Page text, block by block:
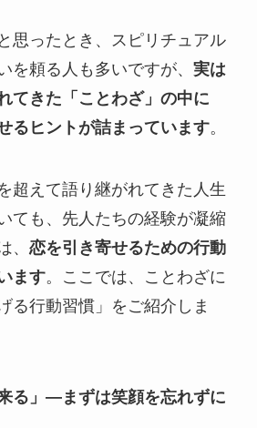
思ったとき、スピリチュアル
を頼る人も多いですが、 実は
てきた「ことわざ」の中に
るヒントが詰まっています。
超えて語り継がれてきた人生
ても、先人たちの経験が凝縮
、 恋を引き寄せるための行動
ます。ここでは、ことわざに
る行動習慣」をご紹介しま
る」—まずは笑顔を忘れずに